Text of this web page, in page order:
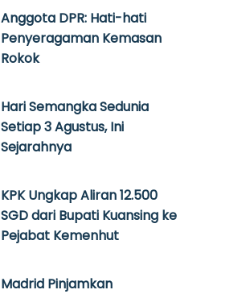
Anggota DPR: Hati-hati
Penyeragaman Kemasan
Rokok
Hari Semangka Sedunia
Setiap 3 Agustus, Ini
Sejarahnya
KPK Ungkap Aliran 12.500
SGD dari Bupati Kuansing ke
Pejabat Kemenhut
Madrid Pinjamkan